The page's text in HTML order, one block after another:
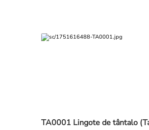
TA0001 Lingote de tântalo